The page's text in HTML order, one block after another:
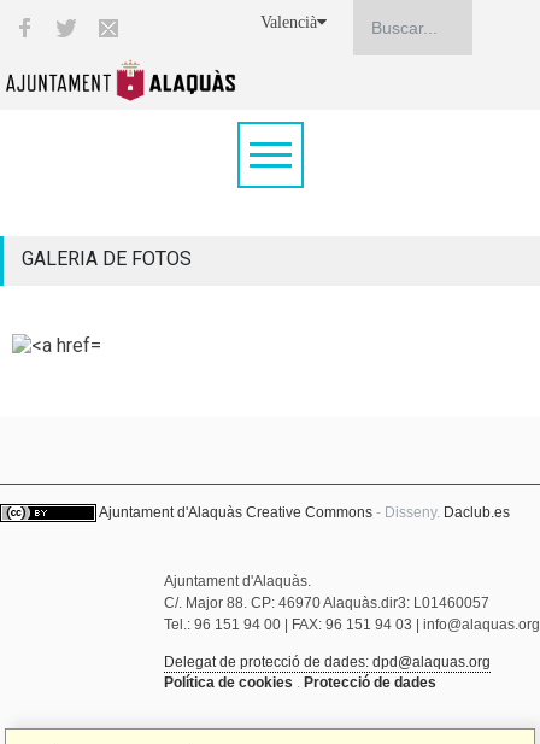
Valencià
GALERIA DE FOTOS
Ajuntament d'Alaquàs Creative Commons - Disseny. Daclub.es
Ajuntament d'Alaquàs.
C/. Major 88. CP: 46970 Alaquàs.dir3: L01460057
Tel.: 96 151 94 00 | FAX: 96 151 94 03 | info@alaquas.org
Delegat de protecció de dades: dpd@alaquas.org
Política de cookies . Protecció de dades